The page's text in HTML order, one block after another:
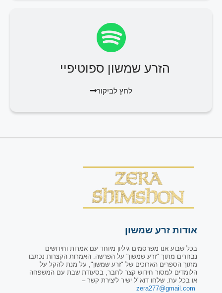
הזרע שמשון ספוטיפיי
לחץ לביקור
אודות זרע שמשון
בכל שבוע אנו מפרסמים גיליון מיוחד עם אמרות וחידושים
נבחרים מתוך "זרע שמשון" על הפרשה. האמרות הקצרות נכתבו
מתוך הספרים הארוכים של "זרע שמשון", על מנת להקל על
הלומדים למסור חידוש קצר לחבר, בסעודת שבת עם המשפחה
או בכל עת. שלחו דוא"ל ישיר ליצירת קשר –
zera277@gmail.com